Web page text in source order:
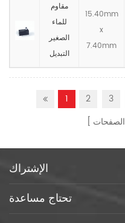
مقاوم
للماء
الصغير
التبديل
15.40mm
x
7.40mm
1 2 3
الصفحات
الإشتراك
تحتاج مساعدة